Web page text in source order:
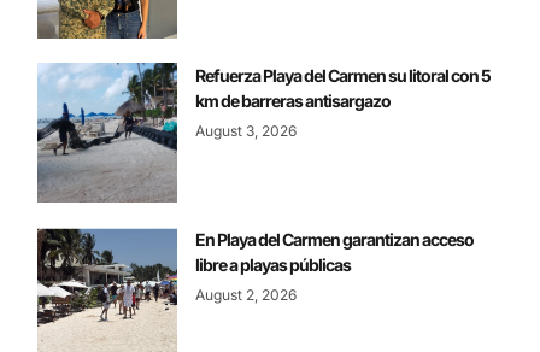
Refuerza Playa del Carmen su litoral con 5
km de barreras antisargazo
August 3, 2026
En Playa del Carmen garantizan acceso
libre a playas públicas
August 2, 2026